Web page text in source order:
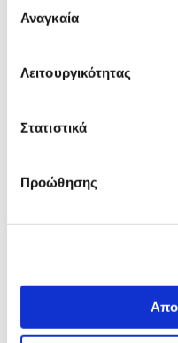
συγκατάθεσης
Αναγκαία
Λειτουργικότητας
Στατιστικά
Προώθησης
Δες τι
προϊόν με
Philips Hue Impress